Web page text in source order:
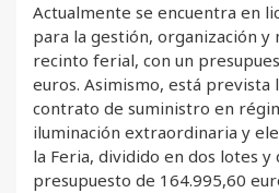
Actualmente se encuentra en
para la gestión, organización
recinto ferial, con un
euros. Asimismo, está prevista
contrato de suministro en
iluminación extraordinaria y
la Feria, dividido en dos lotes y
presupuesto de 164.995,60